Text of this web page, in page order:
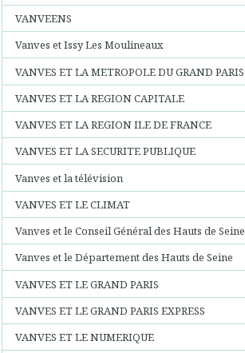
VANVEENS
Vanves et Issy Les Moulineaux
VANVES ET LA METROPOLE DU GRAND PARIS
VANVES ET LA REGION CAPITALE
VANVES ET LA REGION ILE DE FRANCE
VANVES ET LA SECURITE PUBLIQUE
Vanves et la télévision
VANVES ET LE CLIMAT
Vanves et le Conseil Général des Hauts de Seine
Vanves et le Département des Hauts de Seine
VANVES ET LE GRAND PARIS
VANVES ET LE GRAND PARIS EXPRESS
VANVES ET LE NUMERIQUE